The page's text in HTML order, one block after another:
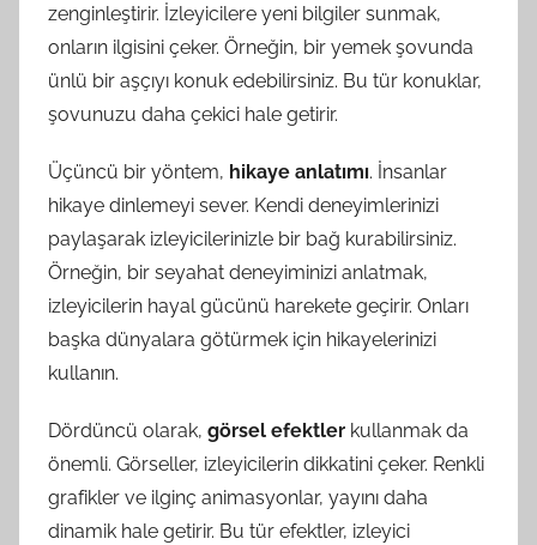
zenginleştirir. İzleyicilere yeni bilgiler sunmak,
onların ilgisini çeker. Örneğin, bir yemek şovunda
ünlü bir aşçıyı konuk edebilirsiniz. Bu tür konuklar,
şovunuzu daha çekici hale getirir.
Üçüncü bir yöntem, hikaye anlatımı. İnsanlar
hikaye dinlemeyi sever. Kendi deneyimlerinizi
paylaşarak izleyicilerinizle bir bağ kurabilirsiniz.
Örneğin, bir seyahat deneyiminizi anlatmak,
izleyicilerin hayal gücünü harekete geçirir. Onları
başka dünyalara götürmek için hikayelerinizi
kullanın.
Dördüncü olarak, görsel efektler kullanmak da
önemli. Görseller, izleyicilerin dikkatini çeker. Renkli
grafikler ve ilginç animasyonlar, yayını daha
dinamik hale getirir. Bu tür efektler, izleyici